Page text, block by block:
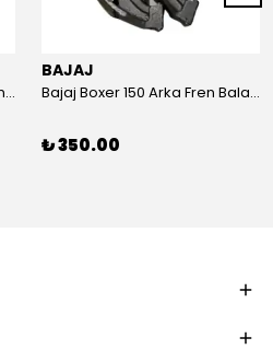
Bajaj B Logosu (Siperlik) Orijinal
BAJAJ
Bajaj Boxer 150 Arka Fren Balatası Orijinal
₺ 350.00